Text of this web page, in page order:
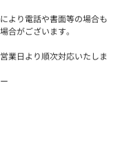
より電話や書面等の場合も
合がございます。
業日より順次対応いたしま